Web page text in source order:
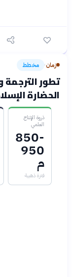
زمان› مخطط
الترجمة
الإسلامية (750-
ذروة الإنتاج
850-
950
فترة ذهبية